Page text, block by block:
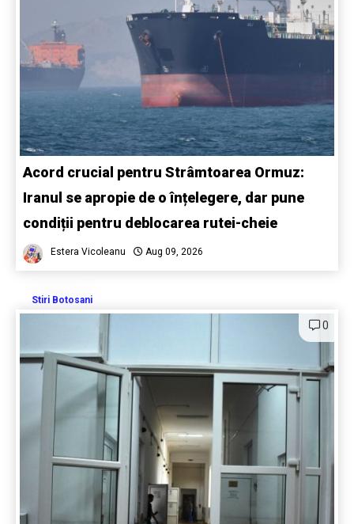
Acord crucial pentru Strâmtoarea Ormuz:
Iranul se apropie de o înțelegere, dar pune
condiții pentru deblocarea rutei-cheie
Estera Vicoleanu Aug 09, 2026
Stiri Botosani
0